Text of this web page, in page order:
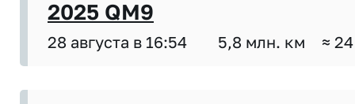
2025 QM9
28 августа в 16:54 5,8 млн. км ≈